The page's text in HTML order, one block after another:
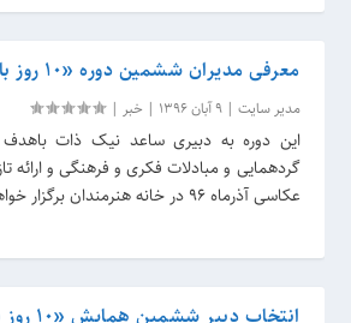
معرفی مدیران ششمین دوره «۱۰ روز با عکاسان»
مدیر سایت |9 آبان 1396 | خبر |
این دوره به دبیری ساعد نیک ذات باهدف
گردهمایی و مبادلات فکری و فرهنگی و ارائه
عکاسی آذرماه ۹۶ در خانه هنرمندان برگزار خواهد شد.
انتخاب دبیر ششمین همایش «۱۰ روز با عکاسان»